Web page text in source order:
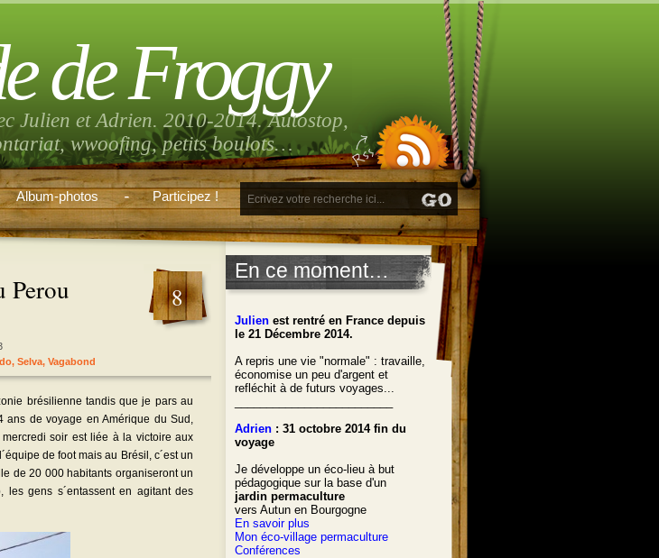
de Froggy
Julien et Adrien. 2010-2014. Autostop,
wwoofing, petits boulots…
Album-photos Participez !
Perou 8
, Selva, Vagabond
brésilienne tandis que je pars au
ans de voyage en Amérique du Sud,
soir est liée à la victoire aux
de foot mais au Brésil, c´est un
de 20 000 habitants organiseront un
gens s´entassent en agitant des
En ce moment…
Julien est rentré en France depuis
le 21 Décembre 2014.
A repris une vie "normale" : travaille,
économise un peu d'argent et
refléchit à de futurs voyages...
Adrien : 31 octobre 2014 fin du
voyage
Je développe un éco-lieu à but
pédagogique sur la base d'un
jardin permaculture
vers Autun en Bourgogne
En savoir plus
Mon éco-village permaculture
Conférences